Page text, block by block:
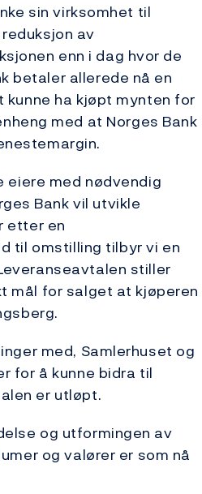
sin virksomhet til
av
enn i dag hvor de
betaler allerede nå en
ha kjøpt mynten for
med at Norges Bank
eiere med nødvendig
Bank vil utvikle
etter en
til omstilling tilbyr vi en
stiller
mål for salget at kjøperen
med, Samlerhuset og
for å kunne bidra til
er utløpt.
og utformingen av
og valører er som nå